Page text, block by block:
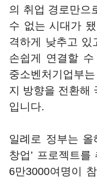
의 취업 경로만으
수 없는 시대가
격하게 낮추고 있
손쉽게 연결할 수
중소벤처기업부
지 방향을 전환해
입니다.
일례로 정부는 올
창업’ 프로젝트
6만3000여명이